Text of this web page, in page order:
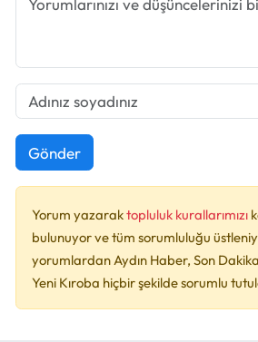
Gönder
Yorum yazaraktopluluk kurallarımızı
bulunuyor ve tüm sorumluluğu
yorumlardan Aydın Haber, Son
Yeni Kıroba hiçbir şekilde sorumlu